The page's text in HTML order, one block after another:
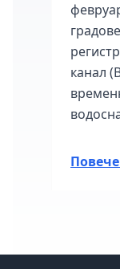
канал